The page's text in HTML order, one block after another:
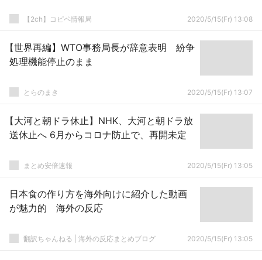
【2ch】コピペ情報局 2020/5/15(Fr) 13:08
【世界再編】WTO事務局長が辞意表明 紛争
処理機能停止のまま
とらのまき 2020/5/15(Fr) 13:07
【大河と朝ドラ休止】NHK、大河と朝ドラ放
送休止へ 6月からコロナ防止で、再開未定
まとめ安倍速報 2020/5/15(Fr) 13:05
日本食の作り方を海外向けに紹介した動画
が魅力的 海外の反応
翻訳ちゃんねる | 海外の反応まとめブログ 2020/5/15(Fr) 13:05